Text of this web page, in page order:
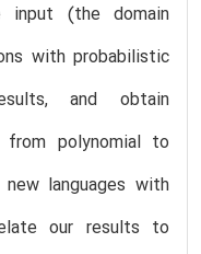
(the domain
with probabilistic
and obtain
polynomial to
languages with
our results to